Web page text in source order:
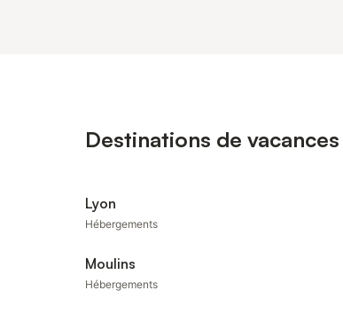
Destinations de
Lyon
Hébergements
Moulins
Hébergements